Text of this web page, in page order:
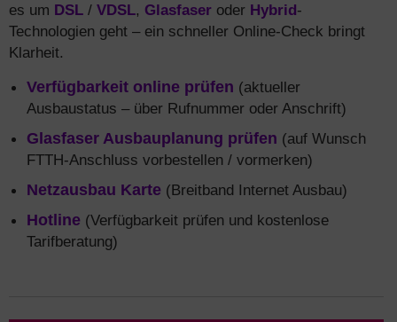
es um DSL / VDSL, Glasfaser oder Hybrid-
Technologien geht – ein schneller Online-Check bringt
Klarheit.
Verfügbarkeit online prüfen (aktueller
Ausbaustatus – über Rufnummer oder Anschrift)
Glasfaser Ausbauplanung prüfen (auf Wunsch
FTTH-Anschluss vorbestellen / vormerken)
Netzausbau Karte (Breitband Internet Ausbau)
Hotline (Verfügbarkeit prüfen und kostenlose
Tarifberatung)